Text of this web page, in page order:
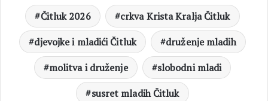
Čitluk 2026
crkva Krista Kralja Čitluk
djevojke i mladići Čitluk
druženje mladih
molitva i druženje
slobodni mladi
susret mladih Čitluk